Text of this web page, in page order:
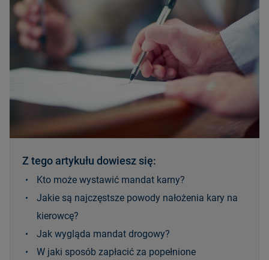
Z tego artykułu dowiesz się:
Kto może wystawić mandat karny?
Jakie są najczęstsze powody nałożenia kary na
kierowcę?
Jak wygląda mandat drogowy?
W jaki sposób zapłacić za popełnione